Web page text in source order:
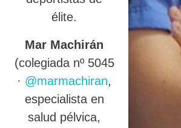
élite.
Mar Machirán
(colegiada nº 5045
· @marmachiran,
especialista en
salud pélvica,